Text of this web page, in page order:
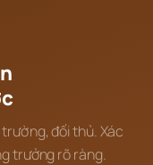
đối thủ. Xác
trưởng rõ ràng.